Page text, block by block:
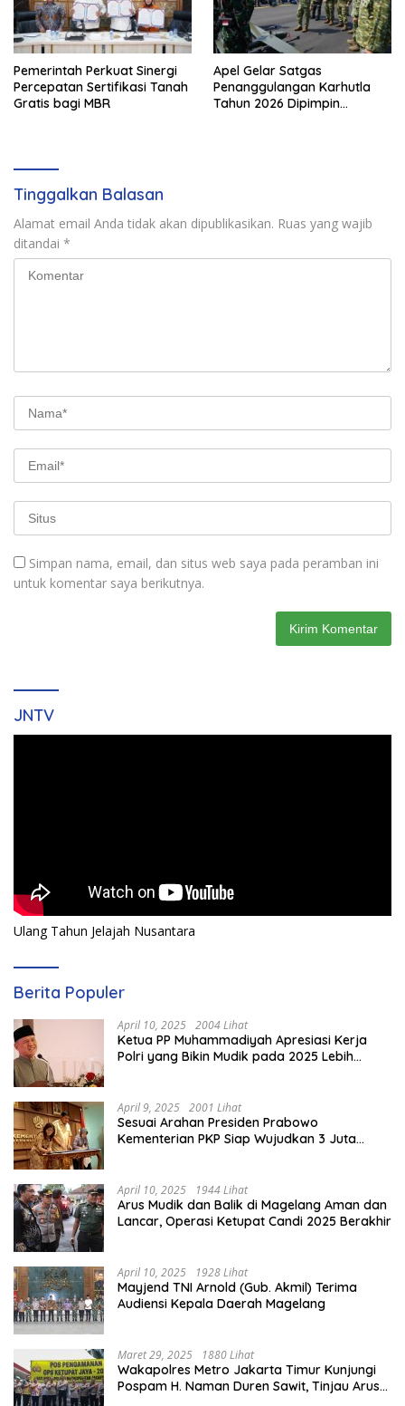
Pemerintah Perkuat Sinergi
Percepatan Sertifikasi Tanah
Gratis bagi MBR
Apel Gelar Satgas
Penanggulangan Karhutla
Tahun 2026 Dipimpin
Tinggalkan Balasan
Alamat email Anda tidak akan dipublikasikan. Ruas yang wajib
ditandai *
Simpan nama, email, dan situs web saya pada peramban ini
untuk komentar saya berikutnya.
JNTV
Ulang Tahun Jelajah Nusantara
Berita Populer
April 10, 2025 2004 Lihat
Ketua PP Muhammadiyah Apresiasi Kerja
Polri yang Bikin Mudik pada 2025 Lebih
April 9, 2025 2001 Lihat
Sesuai Arahan Presiden Prabowo
Kementerian PKP Siap Wujudkan 3 Juta
April 10, 2025 1944 Lihat
Arus Mudik dan Balik di Magelang Aman dan
Lancar, Operasi Ketupat Candi 2025 Berakhir
April 10, 2025 1928 Lihat
Mayjend TNI Arnold (Gub. Akmil) Terima
Audiensi Kepala Daerah Magelang
Maret 29, 2025 1880 Lihat
Wakapolres Metro Jakarta Timur Kunjungi
Pospam H. Naman Duren Sawit, Tinjau Arus